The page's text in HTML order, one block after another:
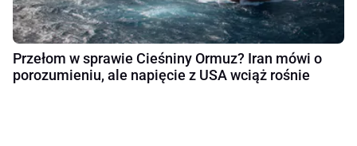
Przełom w sprawie Cieśniny Ormuz? Iran mówi o
porozumieniu, ale napięcie z USA wciąż rośnie